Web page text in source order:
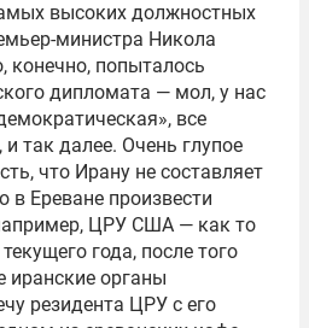
высоких должностных
министра Никола
конечно, попыталось
дипломата — мол, у нас
все
так далее. Очень глупое
что Ирану не составляет
в Ереване произвести
ЦРУ США — как то
года, после того
иранские органы
резидента ЦРУ с его